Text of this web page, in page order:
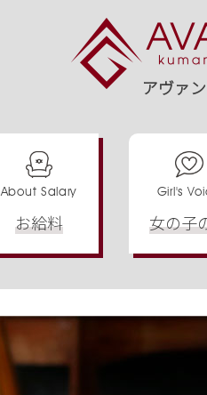
アヴァ
About Salary
お給料
Girl's
女の子